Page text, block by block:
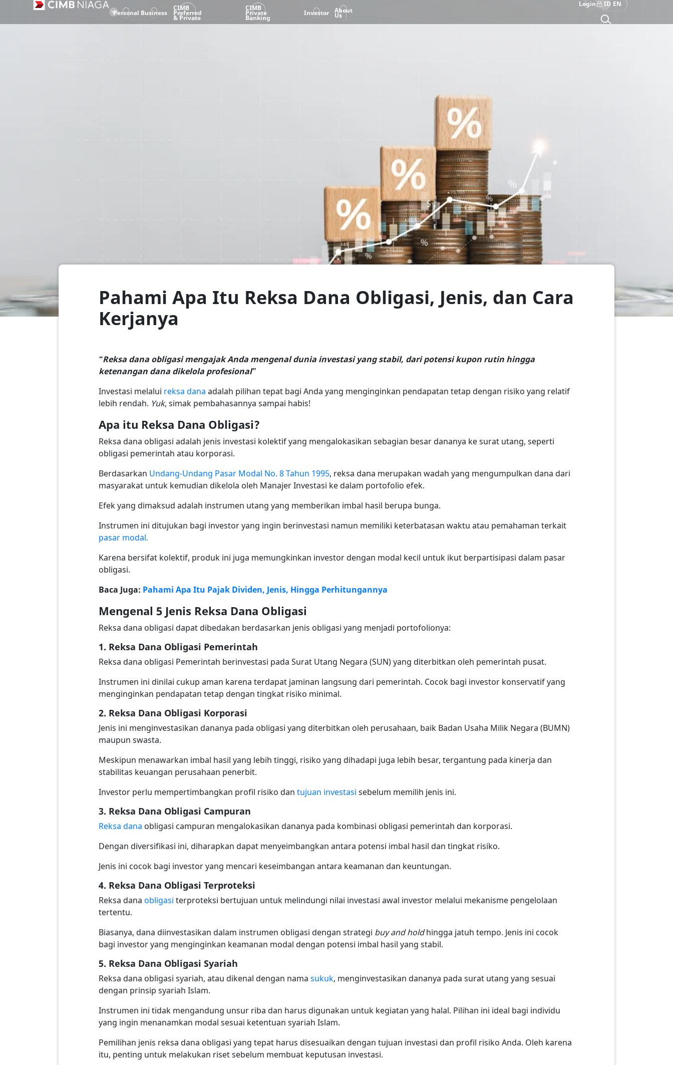
Personal Business
CIMB
Preferred
& Private
CIMB
Private
Banking
Investor About
Us
Login ID EN
Pahami Apa Itu Reksa Dana Obligasi, Jenis, dan Cara
Kerjanya
“Reksa dana obligasi mengajak Anda mengenal dunia investasi yang stabil, dari potensi kupon rutin hingga
ketenangan dana dikelola profesional”
Investasi melalui reksa dana adalah pilihan tepat bagi Anda yang menginginkan pendapatan tetap dengan risiko yang relatif
lebih rendah. Yuk, simak pembahasannya sampai habis!
Apa itu Reksa Dana Obligasi?
Reksa dana obligasi adalah jenis investasi kolektif yang mengalokasikan sebagian besar dananya ke surat utang, seperti
obligasi pemerintah atau korporasi.
Berdasarkan Undang-Undang Pasar Modal No. 8 Tahun 1995, reksa dana merupakan wadah yang mengumpulkan dana dari
masyarakat untuk kemudian dikelola oleh Manajer Investasi ke dalam portofolio efek.
Efek yang dimaksud adalah instrumen utang yang memberikan imbal hasil berupa bunga.
Instrumen ini ditujukan bagi investor yang ingin berinvestasi namun memiliki keterbatasan waktu atau pemahaman terkait
pasar modal.
Karena bersifat kolektif, produk ini juga memungkinkan investor dengan modal kecil untuk ikut berpartisipasi dalam pasar
obligasi.
Baca Juga: Pahami Apa Itu Pajak Dividen, Jenis, Hingga Perhitungannya
Mengenal 5 Jenis Reksa Dana Obligasi
Reksa dana obligasi dapat dibedakan berdasarkan jenis obligasi yang menjadi portofolionya:
1. Reksa Dana Obligasi Pemerintah
Reksa dana obligasi Pemerintah berinvestasi pada Surat Utang Negara (SUN) yang diterbitkan oleh pemerintah pusat.
Instrumen ini dinilai cukup aman karena terdapat jaminan langsung dari pemerintah. Cocok bagi investor konservatif yang
menginginkan pendapatan tetap dengan tingkat risiko minimal.
2. Reksa Dana Obligasi Korporasi
Jenis ini menginvestasikan dananya pada obligasi yang diterbitkan oleh perusahaan, baik Badan Usaha Milik Negara (BUMN)
maupun swasta.
Meskipun menawarkan imbal hasil yang lebih tinggi, risiko yang dihadapi juga lebih besar, tergantung pada kinerja dan
stabilitas keuangan perusahaan penerbit.
Investor perlu mempertimbangkan profil risiko dan tujuan investasi sebelum memilih jenis ini.
3. Reksa Dana Obligasi Campuran
Reksa dana obligasi campuran mengalokasikan dananya pada kombinasi obligasi pemerintah dan korporasi.
Dengan diversifikasi ini, diharapkan dapat menyeimbangkan antara potensi imbal hasil dan tingkat risiko.
Jenis ini cocok bagi investor yang mencari keseimbangan antara keamanan dan keuntungan.
4. Reksa Dana Obligasi Terproteksi
Reksa dana obligasi terproteksi bertujuan untuk melindungi nilai investasi awal investor melalui mekanisme pengelolaan
tertentu.
Biasanya, dana diinvestasikan dalam instrumen obligasi dengan strategi buy and holdhingga jatuh tempo. Jenis ini cocok
bagi investor yang menginginkan keamanan modal dengan potensi imbal hasil yang stabil.
5. Reksa Dana Obligasi Syariah
Reksa dana obligasi syariah, atau dikenal dengan nama sukuk, menginvestasikan dananya pada surat utang yang sesuai
dengan prinsip syariah Islam.
Instrumen ini tidak mengandung unsur riba dan harus digunakan untuk kegiatan yang halal. Pilihan ini ideal bagi individu
yang ingin menanamkan modal sesuai ketentuan syariah Islam.
Pemilihan jenis reksa dana obligasi yang tepat harus disesuaikan dengan tujuan investasi dan profil risiko Anda. Oleh karena
itu, penting untuk melakukan riset sebelum membuat keputusan investasi.